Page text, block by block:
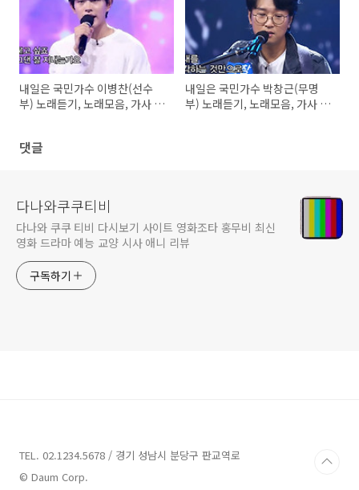
내일은 국민가수 이병찬(선수
부) 노래듣기, 노래모음, 가사 -
내일은 국민가수 박창근(무명
부) 노래듣기, 노래모음, 가사 -
댓글
다나와쿠쿠티비
다나와 쿠쿠 티비 다시보기 사이트 영화조타 홍무비 최신
영화 드라마 예능 교양 시사 애니 리뷰
구독하기
TEL. 02.1234.5678 / 경기 성남시 분당구 판교역로
© Daum Corp.